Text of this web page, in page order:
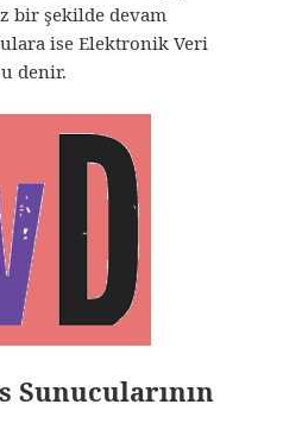
bir şekilde devam
ise Elektronik Veri
denir.
Sunucularının